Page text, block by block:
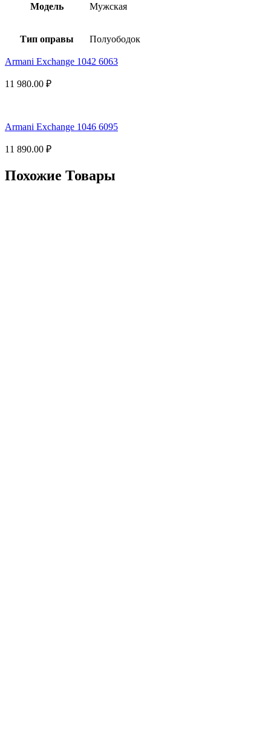
Модель Мужская
Тип оправы Полуободок
Armani Exchange 1042 6063
11 980.00 ₽
Armani Exchange 1046 6095
11 890.00 ₽
Похожие Товары